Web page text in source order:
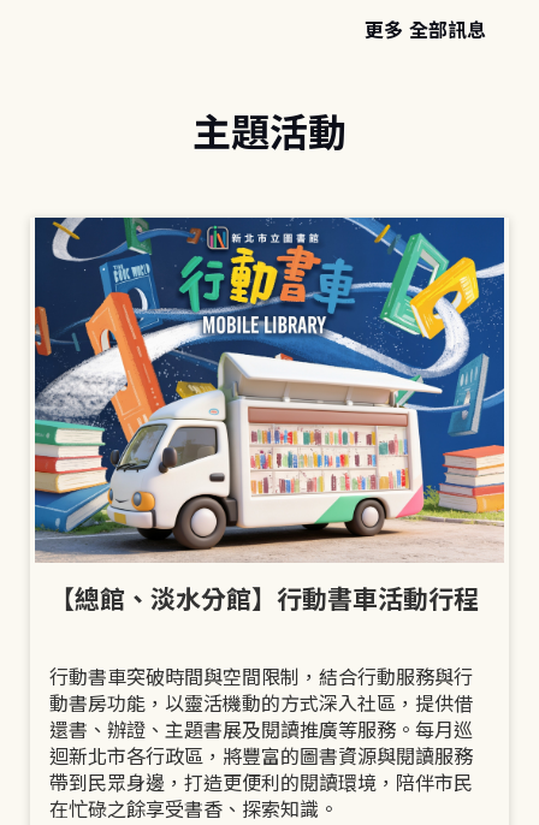
更多 全部訊息
主題活動
【總館、淡水分館】行動書車活動行程
行動書車突破時間與空間限制，結合行動服務與行
動書房功能，以靈活機動的方式深入社區，提供借
還書、辦證、主題書展及閱讀推廣等服務。每月巡
迴新北市各行政區，將豐富的圖書資源與閱讀服務
帶到民眾身邊，打造更便利的閱讀環境，陪伴市民
在忙碌之餘享受書香、探索知識。